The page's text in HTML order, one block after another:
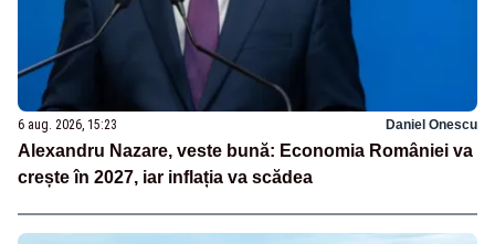
6 aug. 2026, 15:23 Daniel Onescu
Alexandru Nazare, veste bună: Economia României va
crește în 2027, iar inflația va scădea